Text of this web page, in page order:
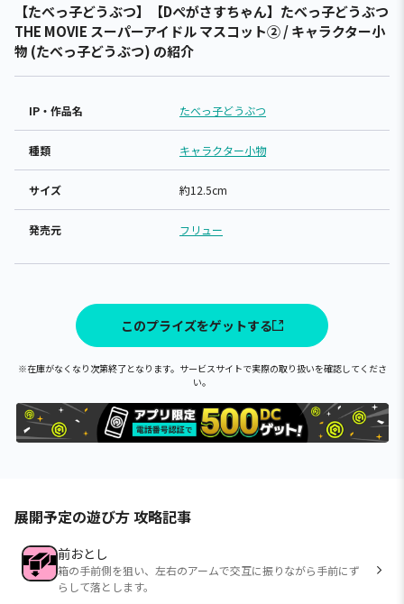
【たべっ子どうぶつ】【Dぺがさすちゃん】たべっ子どうぶつ
THE MOVIE スーパーアイドル マスコット② / キャラクター小
物 (たべっ子どうぶつ) の紹介
IP・作品名 たべっ子どうぶつ
種類 キャラクター小物
サイズ 約12.5cm
発売元 フリュー
このプライズをゲットする
※在庫がなくなり次第終了となります。サービスサイトで実際の取り扱いを確認してくださ
い。
展開予定の遊び方 攻略記事
前おとし
箱の手前側を狙い、左右のアームで交互に振りながら手前にず
らして落とします。